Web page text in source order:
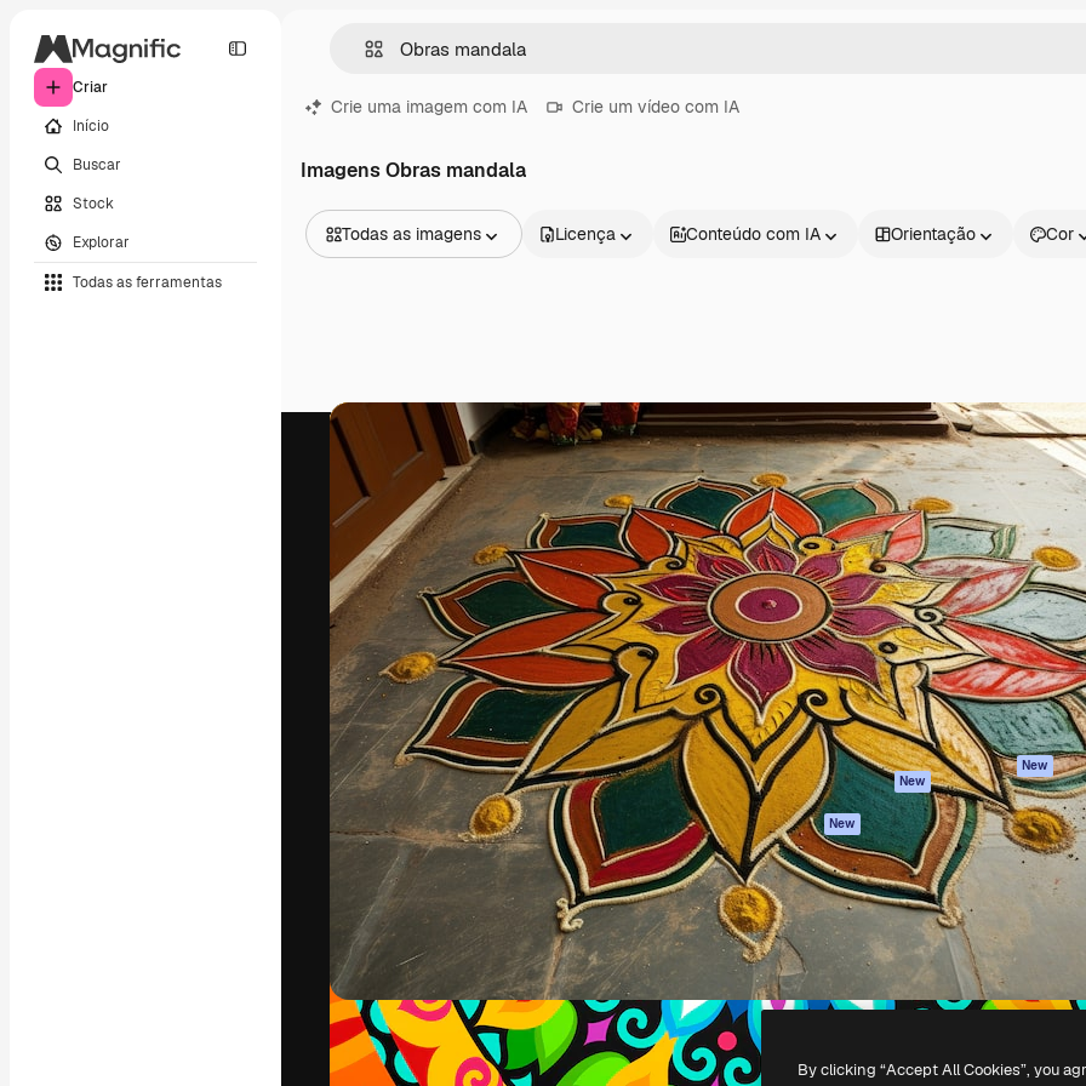
Criar
Início
Buscar
Stock
Explorar
Todas as ferramentas
Crie uma imagem com IA Crie um vídeo com IA
Imagens Obras mandala
Todas as imagens
Vídeos
Clipes de vídeo
Animações
Modelos de vídeos
Ícones
Modelos 3D
Fontes
Licença Conteúdo com IA Orientação Cor
A plataforma criativa para você direcionar
seu melhor trabalho. Mais de 1 milhão de
assinantes entre criativos, empresas,
agências e estúdios.
Português
Produtos
Spaces
Assistente de IA
Gerador de
imagens
Gerador de vídeos
Texto para voz
Conteúdo de stock
MCP para
Claude/ChatGPT
New
Agentes New
API
App móvel
Todas as
ferramentas
Começar
Academy
Documentação
Atendimento
Termos e
condições
Política de
privacidade
Originais New
Política de
Central de
confiabilidade
Afiliados
Empresas
Copyright © 2010- 2026 Freepik Company S.L.U. Todos os direitos reservados.
By clicking “Accept All Cookies”, you